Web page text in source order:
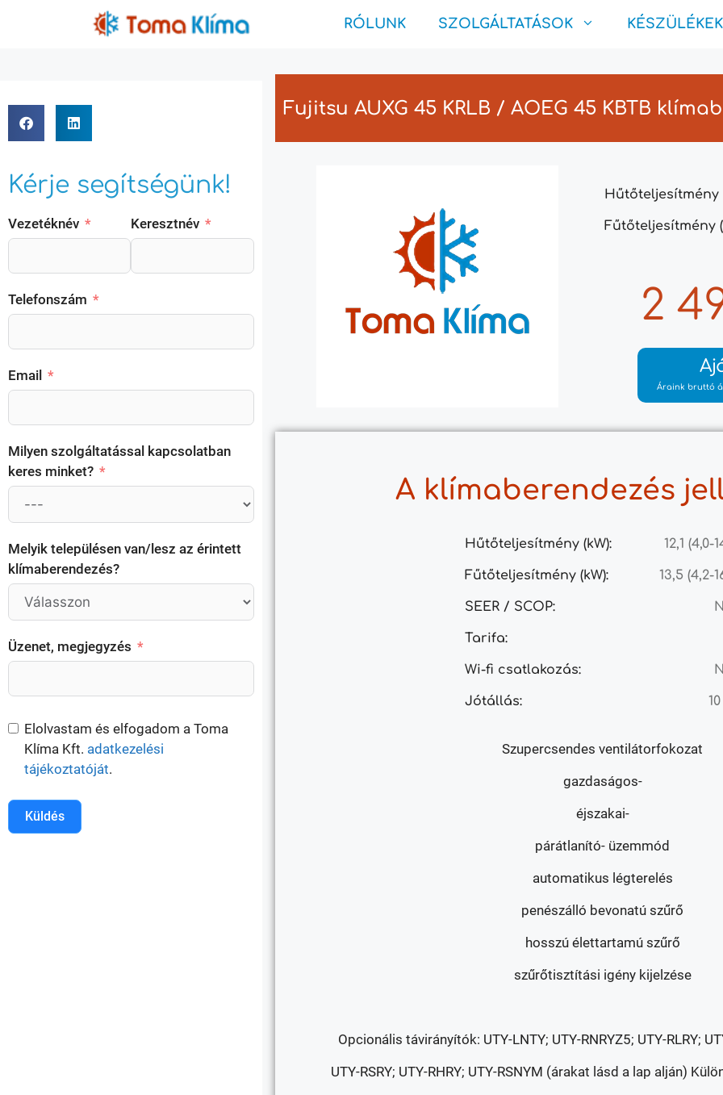
RÓLUNK SZOLGÁLTATÁSOK KÉSZÜLÉKEK
Kérje segítségünk!
Vezetéknév Keresztnév
Telefonszám
Email
Milyen szolgáltatással kapcsolatban
keres minket?
Melyik településen van/lesz az érintett
klímaberendezés?
Üzenet, megjegyzés
Elolvastam és elfogadom a Toma
Klíma Kft. adatkezelési
tájékoztatóját.
Küldés
Fujitsu AUXG 45 KRLB / AOEG 45 KBTB
Hűtőteljesítmény
Fűtőteljesítmény
2
Áraink bruttó
A klímaberendezés
Hűtőteljesítmény (kW): 12,1 (4,0-
Fűtőteljesítmény (kW): 13,5 (4,2-
SEER / SCOP:
Tarifa:
Wi-fi csatlakozás:
Jótállás:
Szupercsendes ventilátorfokozat
gazdaságos-
éjszakai-
párátlanító- üzemmód
automatikus légterelés
penészálló bevonatú szűrő
hosszú élettartamú szűrő
szűrőtisztítási igény kijelzése
Opcionális távirányítók: UTY-LNTY; UTY-RNRYZ5; UTY-RLRY;
UTY-RSRY; UTY-RHRY; UTY-RSNYM (árakat lásd a lap alján)